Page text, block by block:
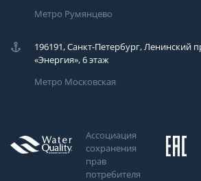
Метро Румянцево
196191, Санкт-Петербург, Ленинский
«Энергия», 6 этаж
Метро Московская
Ассоциация
сохранения
прав
потребителя